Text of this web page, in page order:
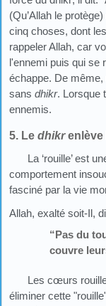
(Qu’Allah le
cinq choses, dont
rappeler Allah, car
l'ennemi puis qui se
échappe. De
sans dhikr. Lorsque
ennemis.
5. Le dhikrenlève
La ‘rouille’ est
comportement
fasciné par la vie
Allah, exalté soit-Il,
“Pas du
couvre
Les cœurs
éliminer cette